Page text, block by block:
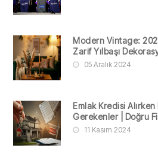
Modern Vintage:
Zarif Yılbaşı
05 Aralık 2024
Emlak Kredisi
Gerekenler | Doğru
11 Kasım 2024